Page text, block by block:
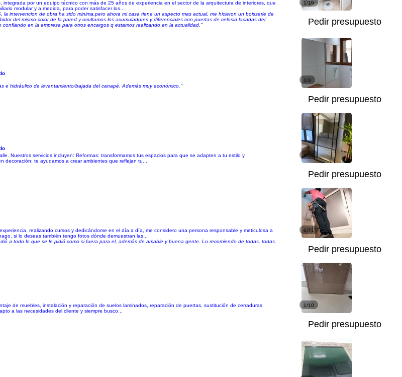
por un equipo técnico con más de 25 años de experiencia en el sector de la arquitectura de interiores, que
modular y a medida, para poder satisfacer los...
intervencion de obra ha sido minima,pero ahora mi casa tiene un aspecto mas actual, me hicieron un boisserie de
del mismo color de la pared y ocultamos los acumuladores y diferenciales con puertas de celosia lacadas del
en la empresa para otros encargos q estamos realizando en la actualidad."
1/19
Pedir presupuesto
e hidráulico de levantamiento/bajada del canapé. Además muy económico."
1/3
Pedir presupuesto
Nuestros servicios incluyen: Reformas: transformamos tus espacios para que se adapten a tu estilo y
decoración: te ayudamos a crear ambientes que reflejan tu...
1/75
Pedir presupuesto
realizando cursos y dedicándome en el día a día, me considero una persona responsable y meticulosa a
si lo deseas también tengo fotos dónde demuestran las...
a todo lo que se le pidió como si fuera para el, además de amable y buena gente. Lo recomiendo de todas, todas.
1/71
Pedir presupuesto
de muebles, instalación y reparación de suelos laminados, reparación de puertas, sustitución de cerraduras,
a las necesidades del cliente y siempre busco...
1/10
Pedir presupuesto